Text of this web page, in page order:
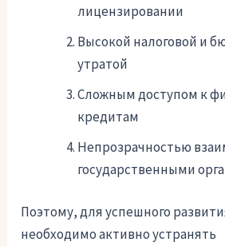
лицензировании
Высокой налоговой и
утратой
Сложным доступом к
кредитам
Непрозрачностью
государственными
Поэтому, для успешного
необходимо активно устранять